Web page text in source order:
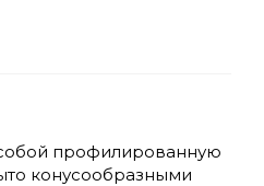
профилированную
конусообразными